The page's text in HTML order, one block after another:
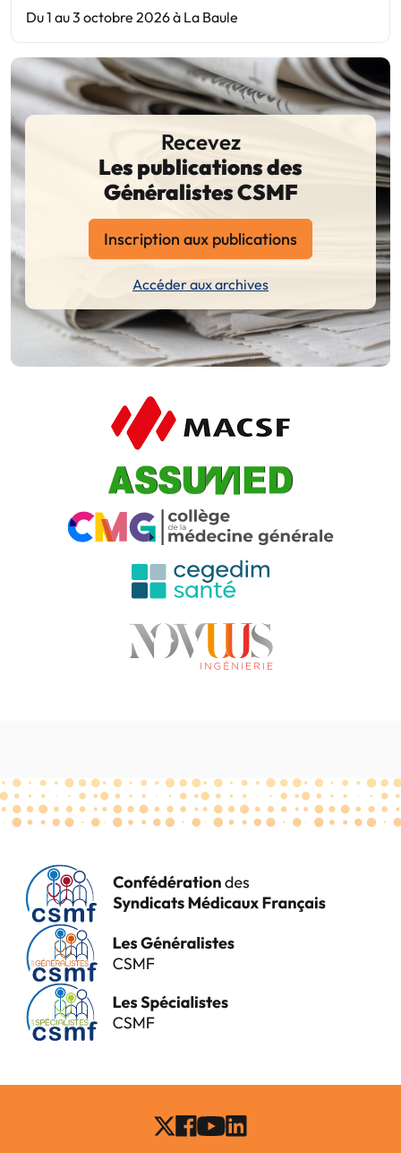
Du 1 au 3 octobre 2026 à La Baule
Recevez
Les publications des
Généralistes CSMF
Inscription aux publications
Accéder aux archives